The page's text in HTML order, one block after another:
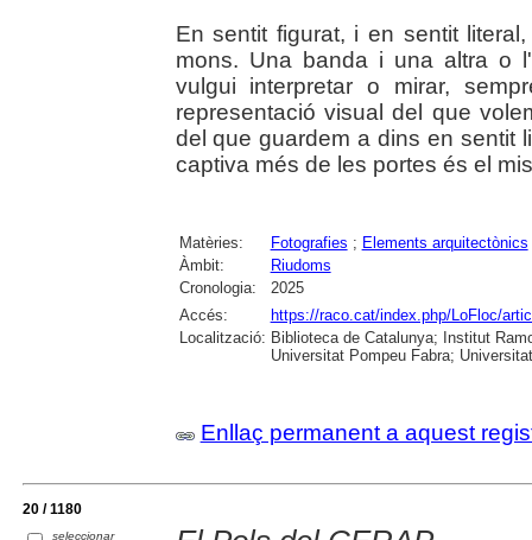
En sentit figurat, i en sentit
mons. Una banda i una altra o
vulgui interpretar o mirar,
representació visual del que
del que guardem a dins en sentit
captiva més de les portes és el
Matèries: Fotografies ; Elements arquitectònics
Àmbit:
Riudoms
Cronologia:
2025
Accés:
https://raco.cat/index.php/LoFloc/
Localització: Biblioteca de Catalunya; Institut
Universitat Pompeu Fabra;
Enllaç permanent a aquest
20 / 1180
seleccionar